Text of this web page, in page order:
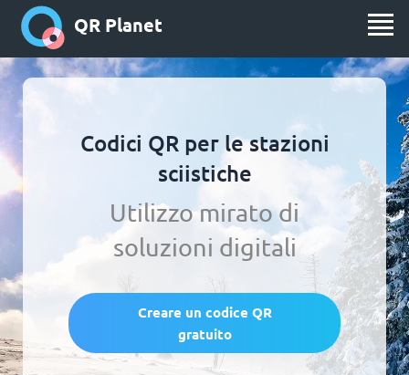
QR Planet
Codici QR per le stazioni
sciistiche
Utilizzo mirato di
soluzioni digitali
Creare un codice QR
gratuito